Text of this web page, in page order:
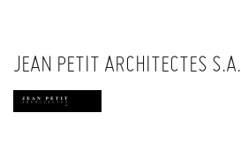
JEAN PETIT ARCHITECTES S.A.